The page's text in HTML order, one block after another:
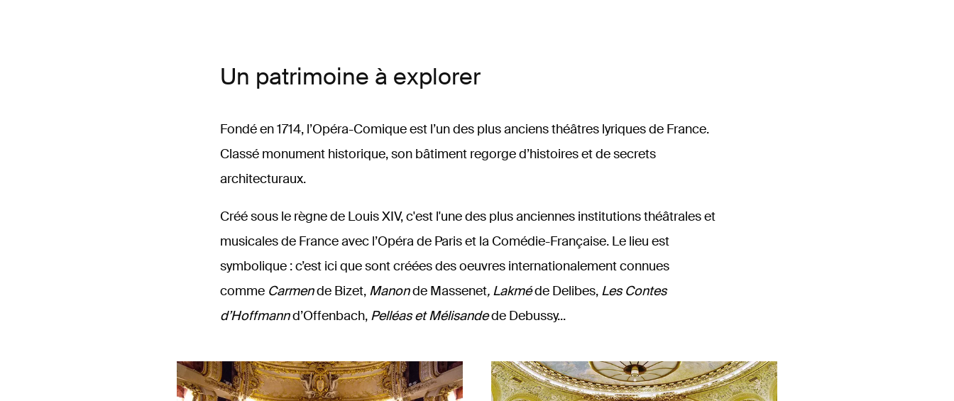
Un patrimoine à explorer
Fondé en 1714, l’Opéra-Comique est l’un des plus anciens théâtres lyriques de France.
Classé monument historique, son bâtiment regorge d’histoires et de secrets
architecturaux.
Créé sous le règne de Louis XIV, c'est l'une des plus anciennes institutions théâtrales et
musicales de France avec l’Opéra de Paris et la Comédie-Française. Le lieu est
symbolique : c’est ici que sont créées des oeuvres internationalement connues
comme Carmende Bizet, Manonde Massenet, Lakméde Delibes, Les Contes
d’Hoffmannd’Offenbach, Pelléas et Mélisandede Debussy...